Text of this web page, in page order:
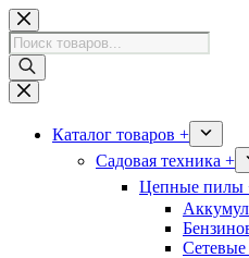
Перейти
к
сути
Поиск
товаров
Каталог товаров +
Садовая техника +
Цепные пилы